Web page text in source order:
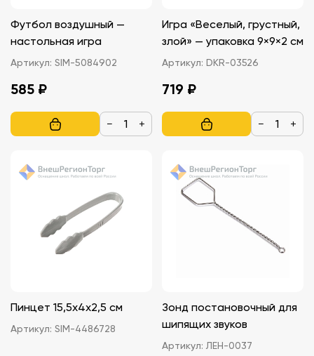
Футбол воздушный —
настольная игра
Артикул: SIM-5084902
585 ₽
− +
Игра «Веселый, грустный,
злой» — упаковка 9×9×2 см
Артикул: DKR-03526
719 ₽
− +
Пинцет 15,5х4х2,5 см
Артикул: SIM-4486728
Зонд постановочный для
шипящих звуков
Артикул: ЛЕН-0037